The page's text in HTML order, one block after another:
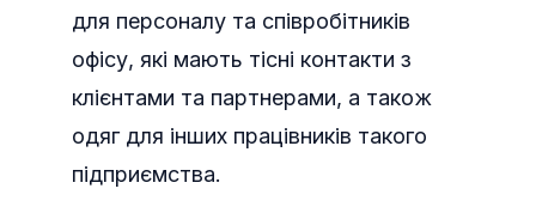
для персоналу та співробітників
офісу, які мають тісні контакти з
клієнтами та партнерами, а також
одяг для інших працівників такого
підприємства.